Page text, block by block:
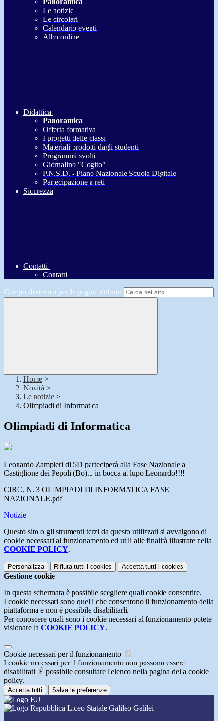
Panoramica
Le notizie
Le circolari
Calendario eventi
Albo online
Didattica
Panoramica
Offerta formativa
I progetti delle classi
Materiali prodotti dagli studenti
Programmi svolti
Giornalino "Cogito"
P.N.S.D. - Piano Nazionale Scuola Digitale
Partecipazione a reti
Sicurezza
Contatti
Contatti
Campo di ricerca per le pagine del sito
Home >
Novità >
Le notizie >
Olimpiadi di Informatica
Olimpiadi di Informatica
Leonardo Zampieri di 5D parteciperà alla Fase Nazionale a
Castiglione dei Pepoli (Bo)... in bocca al lupo Leonardo!!!!
CIRC. N. 3 OLIMPIADI DI INFORMATICA FASE
NAZIONALE.pdf
Notizie
Questo sito o gli strumenti terzi da questo utilizzati si avvalgono di
cookie necessari al funzionamento ed utili alle finalità illustrate nella
COOKIE POLICY.
Personalizza Rifiuta tutti i cookies Accetta tutti i cookies
Gestione cookie
In questa schermata è possibile scegliere quali cookie consentire.
I cookie necessari sono quelli che consentono il funzionamento della
piattaforma e non è possibile disabilitarli.
Per conoscere quali sono i cookie necessari al funzionamento potete
visionare la COOKIE POLICY.
Cookie necessari per il funzionamento
I cookie necessari per il funzionamento non possono essere
disabilitati. È possibile consultare l'elenco nella pagina della cookie
policy.
Accetta tutti Salva le preferenze
Liceo Statale Galileo Galilei